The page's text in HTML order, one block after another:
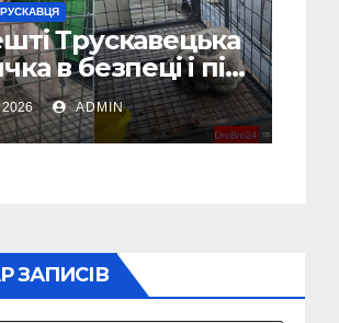
Трускавецька
в безпеці і під
спеціалістів
Фото)
ADMIN
ЗАПИСІВ